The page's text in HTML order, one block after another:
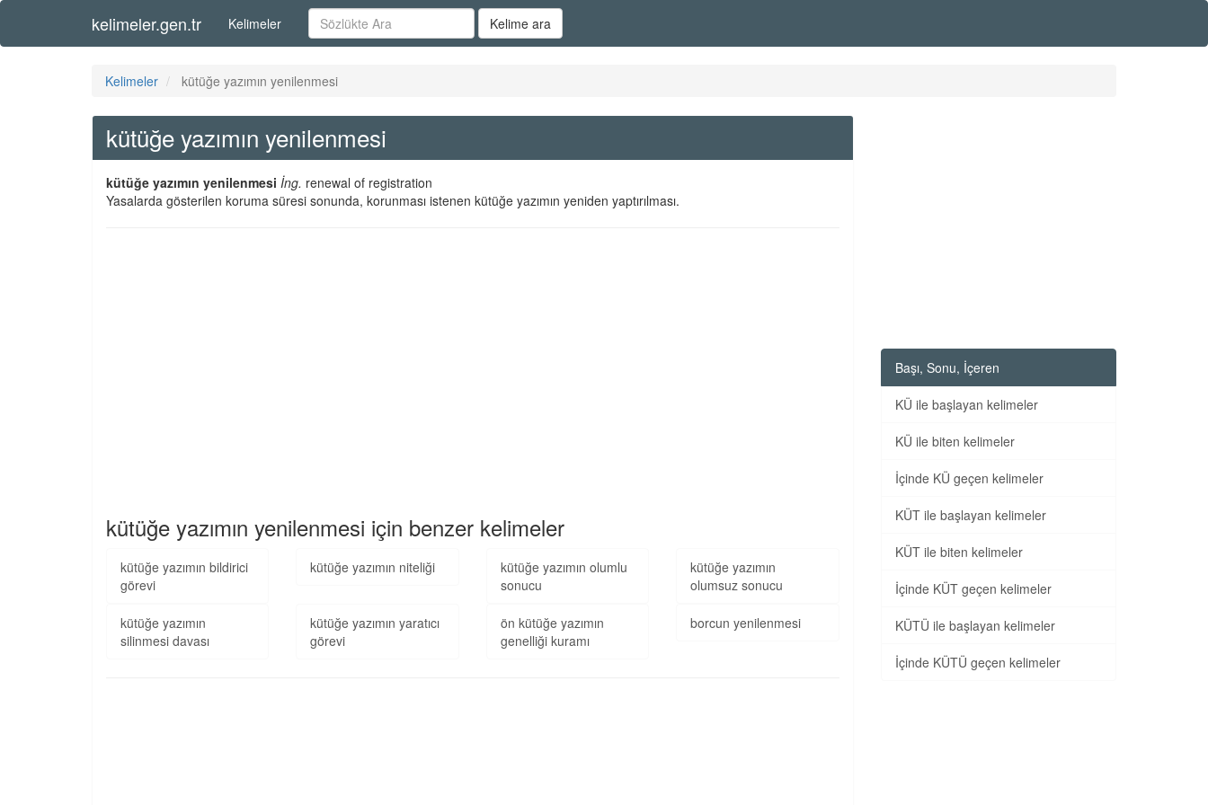
kelimeler.gen.tr Kelimeler Kelime ara
Kelimeler kütüğe yazımın yenilenmesi
kütüğe yazımın yenilenmesi
kütüğe yazımın yenilenmesi İng. renewal of registration
Yasalarda gösterilen koruma süresi sonunda, korunması istenen kütüğe yazımın yeniden yaptırılması.
kütüğe yazımın yenilenmesi için benzer kelimeler
kütüğe yazımın bildirici
görevi
kütüğe yazımın niteliği
kütüğe yazımın olumlu
sonucu
kütüğe yazımın
olumsuz sonucu
kütüğe yazımın
silinmesi davası
kütüğe yazımın yaratıcı
görevi
ön kütüğe yazımın
genelliği kuramı
borcun yenilenmesi
Başı, Sonu, İçeren
KÜ ile başlayan kelimeler
KÜ ile biten kelimeler
İçinde KÜ geçen kelimeler
KÜT ile başlayan kelimeler
KÜT ile biten kelimeler
İçinde KÜT geçen kelimeler
KÜTÜ ile başlayan kelimeler
İçinde KÜTÜ geçen kelimeler